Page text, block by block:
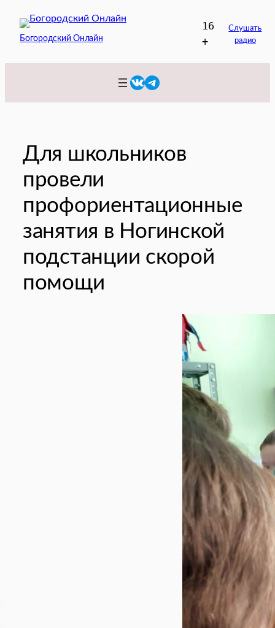
содержимому
Богородский Онлайн
16
+
Слушать
радио
VKTelegram
Для школьников
провели
профориентационные
занятия в Ногинской
подстанции скорой
помощи